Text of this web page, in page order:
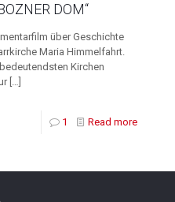
DOM“
über Geschichte
Maria Himmelfahrt.
Kirchen
[…]
1 Read more